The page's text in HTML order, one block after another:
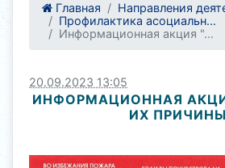
Главная
Направления
Профилактика асоциальн...
Информационная акция "...
20.09.2023 13:05
ИНФОРМАЦИОННАЯ
ИХ